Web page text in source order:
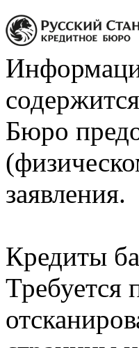
Бюро
заявления.
Кредиты
Требуется